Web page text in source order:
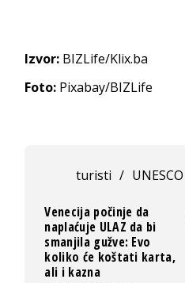
Izvor: BIZLife/Klix.ba
Foto: Pixabay/BIZLife
turisti / UNESCO
Venecija počinje da
naplaćuje ULAZ da bi
smanjila gužve: Evo
koliko će koštati karta,
ali i kazna